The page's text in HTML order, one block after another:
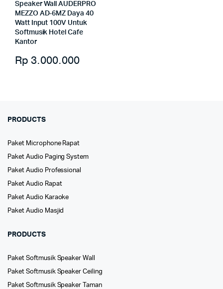
Speaker Wall AUDERPRO
MEZZO AD-6MZ Daya 40
Watt Input 100V Untuk
Softmusik Hotel Cafe
Kantor
Rp 3.000.000
PRODUCTS
Paket Microphone Rapat
Paket Audio Paging System
Paket Audio Professional
Paket Audio Rapat
Paket Audio Karaoke
Paket Audio Masjid
PRODUCTS
Paket Softmusik Speaker Wall
Paket Softmusik Speaker Ceiling
Paket Softmusik Speaker Taman